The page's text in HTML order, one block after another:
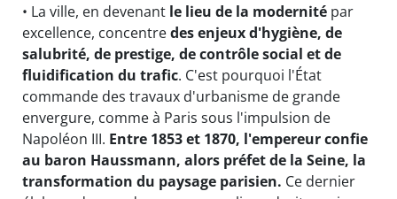
• La ville, en devenant le lieu de la modernité par
excellence, concentredes enjeux d'hygiène, de
salubrité, de prestige, de contrôle social et de
fluidification du trafic. C'est pourquoi l'État
commande des travaux d'urbanisme de grande
envergure, comme à Paris sous l'impulsion de
Napoléon III. Entre 1853 et 1870, l'empereur confie
au baron Haussmann, alors préfet de la Seine, la
transformation du paysage parisien. Ce dernier